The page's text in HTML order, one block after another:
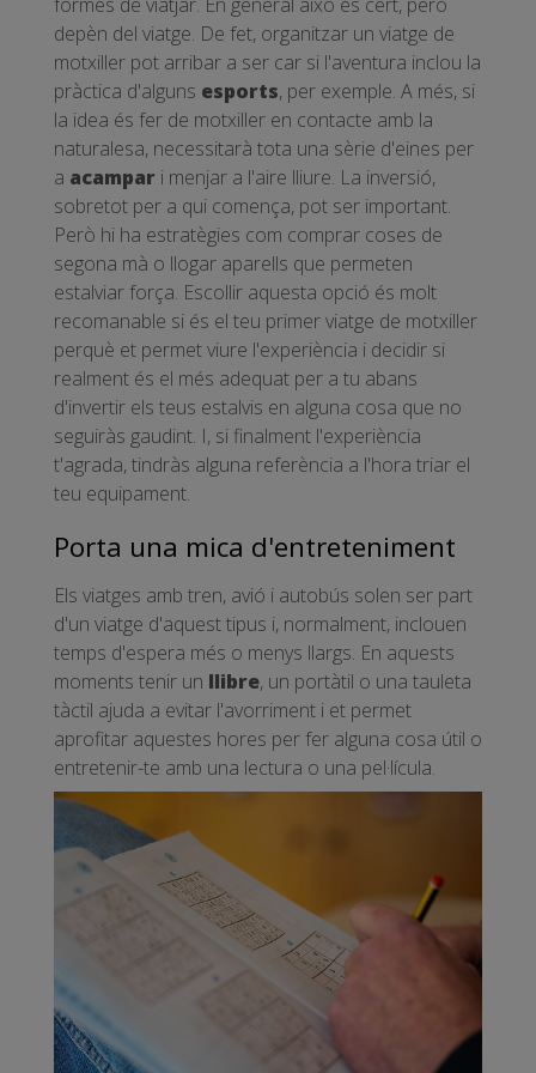
depèn del viatge. De fet, organitzar un viatge de
motxiller pot arribar a ser car si l'aventura inclou la
pràctica d'alguns esports, per exemple. A més, si
la idea és fer de motxiller en contacte amb la
naturalesa, necessitarà tota una sèrie d'eines per
a acampar i menjar a l'aire lliure. La inversió,
sobretot per a qui comença, pot ser important.
Però hi ha estratègies com comprar coses de
segona mà o llogar aparells que permeten
estalviar força. Escollir aquesta opció és molt
recomanable si és el teu primer viatge de motxiller
perquè et permet viure l'experiència i decidir si
realment és el més adequat per a tu abans
d'invertir els teus estalvis en alguna cosa que no
seguiràs gaudint. I, si finalment l'experiència
t'agrada, tindràs alguna referència a l'hora triar el
teu equipament.
Porta una mica d'entreteniment
Els viatges amb tren, avió i autobús solen ser part
d'un viatge d'aquest tipus i, normalment, inclouen
temps d'espera més o menys llargs. En aquests
moments tenir un llibre, un portàtil o una tauleta
tàctil ajuda a evitar l'avorriment i et permet
aprofitar aquestes hores per fer alguna cosa útil o
entretenir-te amb una lectura o una pel·lícula.